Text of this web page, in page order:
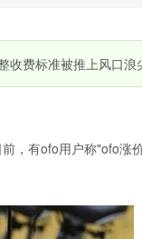
收费标准被推上风口
，有ofo用户称"ofo涨